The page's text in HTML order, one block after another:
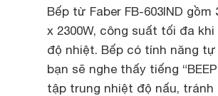
Bếp từ Faber FB-603IND
x 2300W, công suất tối đa
độ nhiệt. Bếp có tính năng
bạn sẽ nghe thấy tiếng
tập trung nhiệt độ nấu,